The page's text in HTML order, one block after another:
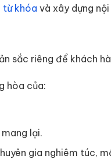
từ khóa và xây dựng
sắc riêng để khách
hòa của:
lại.
gia nghiêm túc,